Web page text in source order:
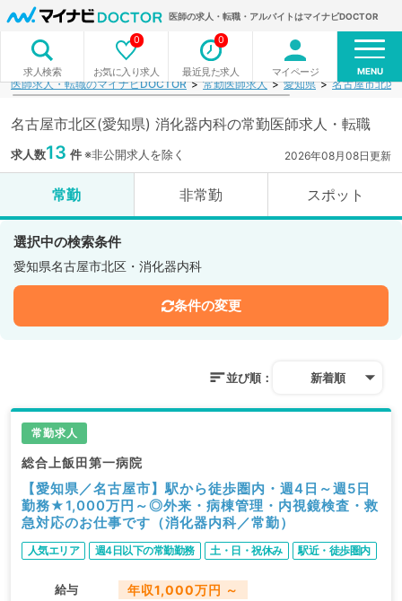
医師の求人・転職・アルバイトはマイナビDOCTOR
求人検索 お気に入り求人
0
最近見た求人
0
マイページ MENU
医師求人・転職のマイナビDOCTOR 常勤医師求人 愛知県 名古屋市北区
名古屋市北区(愛知県) 消化器内科の常勤医師求人・転職
求人数13 件※非公開求人を除く 2026年08月08日更新
常勤 非常勤 スポット
選択中の検索条件
愛知県名古屋市北区・消化器内科
条件の変更
並び順： 新着順
常勤求人
総合上飯田第一病院
【愛知県／名古屋市】駅から徒歩圏内・週4日～週5日
勤務★1,000万円～◎外来・病棟管理・内視鏡検査・救
急対応のお仕事です（消化器内科／常勤）
人気エリア 週4日以下の常勤勤務 土・日・祝休み 駅近・徒歩圏内
給与 年収1,000万円 ～